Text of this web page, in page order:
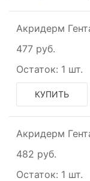
Акридерм
477 руб.
Остаток: 1 шт.
КУПИТЬ
Акридерм
482 руб.
Остаток: 1 шт.